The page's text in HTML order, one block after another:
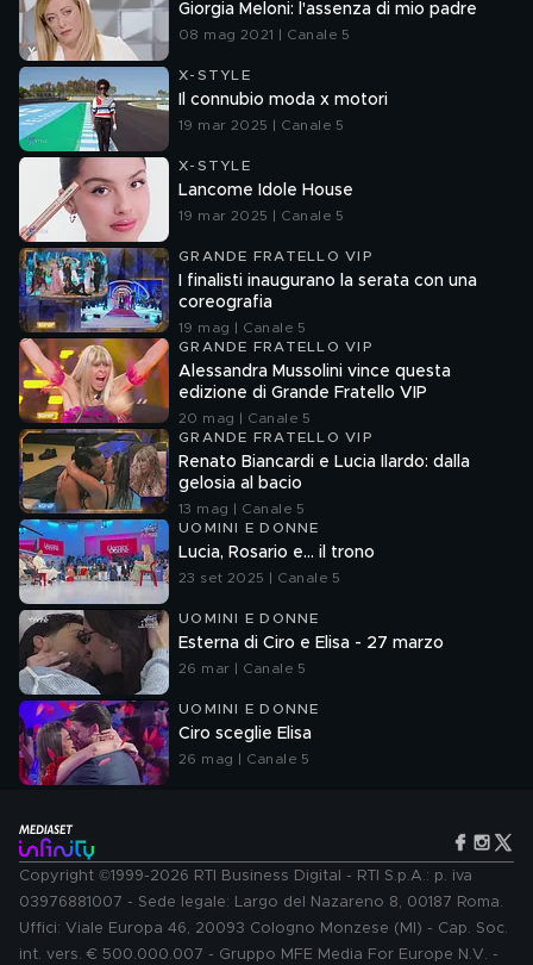
Giorgia Meloni: l'assenza di mio padre
08 mag 2021 | Canale 5
X-STYLE
Il connubio moda x motori
19 mar 2025 | Canale 5
X-STYLE
Lancome Idole House
19 mar 2025 | Canale 5
GRANDE FRATELLO VIP
I finalisti inaugurano la serata con una
coreografia
19 mag | Canale 5
GRANDE FRATELLO VIP
Alessandra Mussolini vince questa
edizione di Grande Fratello VIP
20 mag | Canale 5
GRANDE FRATELLO VIP
Renato Biancardi e Lucia Ilardo: dalla
gelosia al bacio
13 mag | Canale 5
UOMINI E DONNE
Lucia, Rosario e... il trono
23 set 2025 | Canale 5
UOMINI E DONNE
Esterna di Ciro e Elisa - 27 marzo
26 mar | Canale 5
UOMINI E DONNE
Ciro sceglie Elisa
26 mag | Canale 5
Copyright ©1999-2026 RTI Business Digital - RTI S.p.A.: p. iva
03976881007 - Sede legale: Largo del Nazareno 8, 00187 Roma.
Uffici: Viale Europa 46, 20093 Cologno Monzese (MI) - Cap. Soc.
int. vers. € 500.000.007 - Gruppo MFE Media For Europe N.V. -